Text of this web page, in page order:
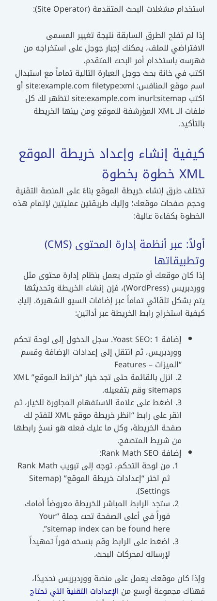
استخدام مشغلات البحث المتقدمة (Site Operator):
إذا لم تفلح الطرق السابقة نتيجة تغيير المسمى
الافتراضي للملف، يمكنك إجبار جوجل على استخراجه من
فهرسه باستخدام أمر البحث المتقدم.
اكتب في خانة بحث جوجل العبارة التالية تماماً مع استبدال
اسم موقع المنافس: site:example.com filetype:xml أو
اكتب site:example.com inurl:sitemap لتظهر لك كل
ملفات الـ XML المؤرشفة للموقع ومن بينها الخريطة
بالتأكيد.
كيفية إنشاء وإعداد خريطة الموقع
XML خطوة بخطوة
تختلف طرق إنشاء خريطة الموقع بناءً على المنصة التقنية
وحجم صفحات موقعك؛ وإليك طريقتين عمليتين لإتمام هذه
الخطوة بكفاءة عالية:
أولاً: عبر أنظمة إدارة المحتوى (CMS)
وتطبيقاتها
إذا كان موقعك أو متجرك يعمل بنظام إدارة محتوى مثل
ووردبريس (WordPress)، فإن إنشاء الخريطة وتحديثها
يتم بشكل تلقائي تماماً عبر إضافات السيو الشهيرة. إليكِ
كيفية استخراج رابط الخريطة عبر أداتين:
إضافة Yoast SEO: 1. سجل الدخول إلى لوحة تحكم
ووردبريس، ثم انتقل إلى إعدادات الإضافة وقسم
“الميزات – Features
2. انزل بالقائمة حتى تجد خيار “خرائط الموقع” XML
sitemaps وقم بتفعيله.
3. اضغط على علامة الاستفهام المجاورة للخيار، ثم
انقر على رابط “انظر خريطة موقع XML لتفتح لك
صفحة الخريطة، وكل ما عليك فعله هو نسخ رابطها
من شريط المتصفح.
إضافة Rank Math SEO:
من لوحة التحكم، توجه إلى تبويب Rank Math
ثم اختر “إعدادات خريطة الموقع” (Sitemap
Settings).
ستجد الرابط المباشر للخريطة معروضاً أمامك
فوراً في أعلى الصفحة تحت جملة “Your
sitemap index can be found here”.
اضغط على الرابط وقم بنسخه فوراً تمهيداً
لإرساله لمحركات البحث.
وإذا كان موقعك يعمل على منصة ووردبريس تحديدًا،
فهناك مجموعة أوسع من الإعدادات التقنية التي تحتاج